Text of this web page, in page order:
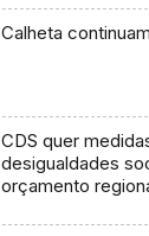
Calheta
CDS quer
desigualdades
orçamento